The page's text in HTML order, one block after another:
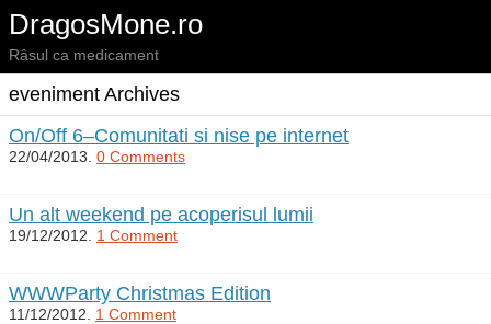
DragosMone.ro
Râsul ca medicament
eveniment Archives
On/Off 6–Comunitati si nise pe internet
22/04/2013. 0 Comments
Un alt weekend pe acoperisul lumii
19/12/2012. 1 Comment
WWWParty Christmas Edition
11/12/2012. 1 Comment